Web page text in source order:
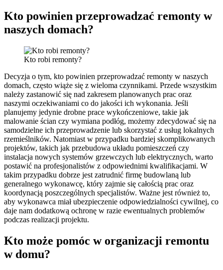
Kto powinien przeprowadzać remonty w
naszych domach?
Kto robi remonty?
Decyzja o tym, kto powinien przeprowadzać remonty w naszych
domach, często wiąże się z wieloma czynnikami. Przede wszystkim
należy zastanowić się nad zakresem planowanych prac oraz
naszymi oczekiwaniami co do jakości ich wykonania. Jeśli
planujemy jedynie drobne prace wykończeniowe, takie jak
malowanie ścian czy wymiana podłóg, możemy zdecydować się na
samodzielne ich przeprowadzenie lub skorzystać z usług lokalnych
rzemieślników. Natomiast w przypadku bardziej skomplikowanych
projektów, takich jak przebudowa układu pomieszczeń czy
instalacja nowych systemów grzewczych lub elektrycznych, warto
postawić na profesjonalistów z odpowiednimi kwalifikacjami. W
takim przypadku dobrze jest zatrudnić firmę budowlaną lub
generalnego wykonawcę, który zajmie się całością prac oraz
koordynacją poszczególnych specjalistów. Ważne jest również to,
aby wykonawca miał ubezpieczenie odpowiedzialności cywilnej, co
daje nam dodatkową ochronę w razie ewentualnych problemów
podczas realizacji projektu.
Kto może pomóc w organizacji remontu
w domu?